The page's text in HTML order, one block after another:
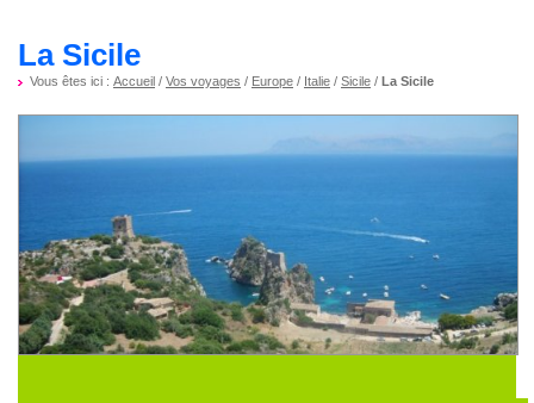
La Sicile
Vous êtes ici : Accueil / Vos voyages / Europe / Italie / Sicile / La Sicile